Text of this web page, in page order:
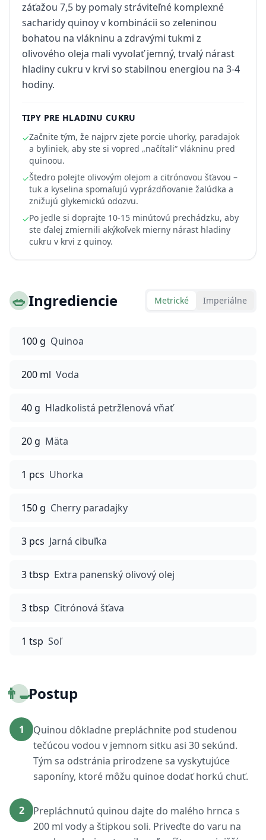
záťažou 7,5 by pomaly stráviteľné komplexné
sacharidy quinoy v kombinácii so zeleninou
bohatou na vlákninu a zdravými tukmi z
olivového oleja mali vyvolať jemný, trvalý nárast
hladiny cukru v krvi so stabilnou energiou na 3-4
hodiny.
TIPY PRE HLADINU CUKRU
✓Začnite tým, že najprv zjete porcie uhorky, paradajok
a byliniek, aby ste si vopred „načítali“ vlákninu pred
quinoou.
✓Štedro polejte olivovým olejom a citrónovou šťavou –
tuk a kyselina spomaľujú vyprázdňovanie žalúdka a
znižujú glykemickú odozvu.
✓Po jedle si doprajte 10-15 minútovú prechádzku, aby
ste ďalej zmiernili akýkoľvek mierny nárast hladiny
cukru v krvi z quinoy.
🥗Ingrediencie Metrické Imperiálne
100 g Quinoa
200 ml Voda
40 g Hladkolistá petržlenová vňať
20 g Mäta
1 pcs Uhorka
150 g Cherry paradajky
3 pcs Jarná cibuľka
3 tbsp Extra panenský olivový olej
3 tbsp Citrónová šťava
1 tsp Soľ
👨‍🍳Postup
1
Quinou dôkladne prepláchnite pod studenou
tečúcou vodou v jemnom sitku asi 30 sekúnd.
Tým sa odstránia prirodzene sa vyskytujúce
saponíny, ktoré môžu quinoe dodať horkú chuť.
2
Prepláchnutú quinou dajte do malého hrnca s
200 ml vody a štipkou soli. Priveďte do varu na